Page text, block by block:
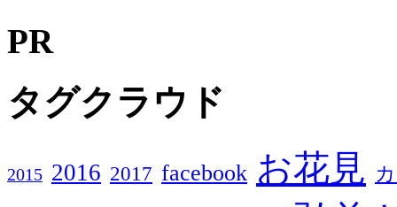
PR
タグクラウド
2015 2016 2017 facebook お花見